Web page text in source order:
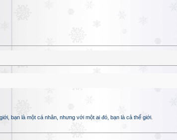
bạn là một cá nhân, nhưng với một ai đó, bạn là cả thế giới.